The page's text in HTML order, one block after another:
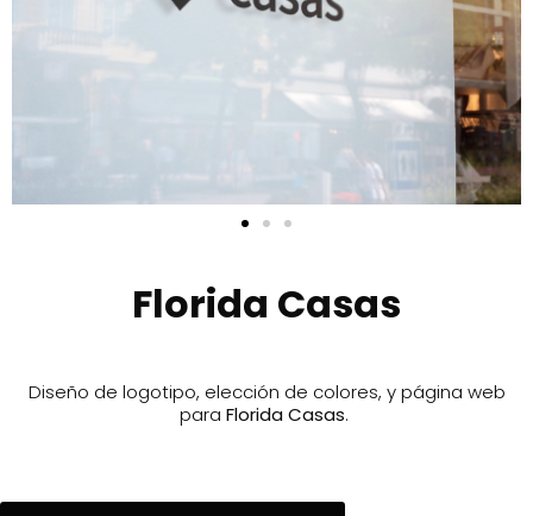
Florida Casas
Diseño de logotipo, elección de colores, y página web
para Florida Casas.